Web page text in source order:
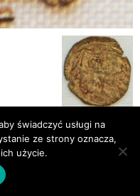
by TagDiv
świadczyć usługi na
ze strony oznacza,
użycie.